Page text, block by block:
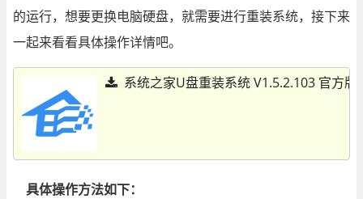
的运行，想要更换电脑硬盘，就需要进行重装系统，接下来
一起来看看具体操作详情吧。
系统之家U盘重装系统 V1.5.2.103 官方版
具体操作方法如下：